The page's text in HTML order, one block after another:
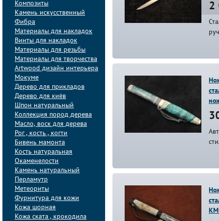
Композиты
Камень искусственный
Фибра
Материалы для накладок
Винты для накладок
Материалы для резьбы
Материалы для творчества
Artwood дизайн интерьера
Мокуме
Дерево для прикладов
Дерево для киёв
Шпон натуральный
Коллекция пород дерева
Масло, воск для дерева
Рог , кость , когти
Бивень мамонта
Кость натуральная
Окаменелости
Камень натуральный
Перламутр
Метеориты
Фурнитура для кожи
Кожа шорная
Кожа ската , крокодила
2